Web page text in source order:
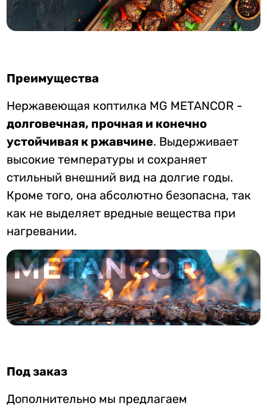
Преимущества
Нержавеющая коптилка MG METANCOR -
долговечная, прочная и конечно
устойчивая к ржавчине. Выдерживает
высокие температуры и сохраняет
стильный внешний вид на долгие годы.
Кроме того, она абсолютно безопасна, так
как не выделяет вредные вещества при
нагревании.
Под заказ
Дополнительно мы предлагаем